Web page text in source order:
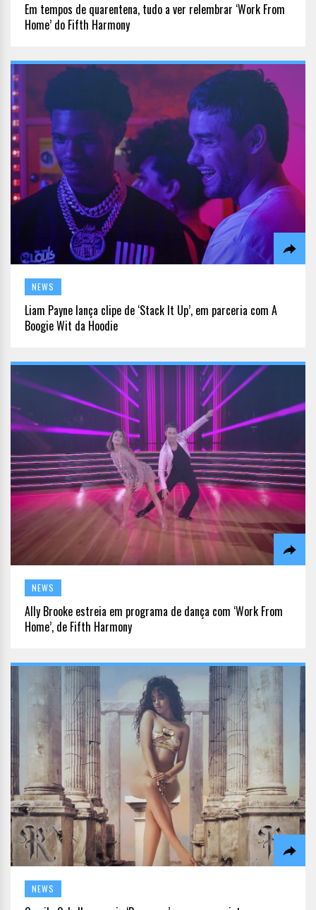
Em tempos de quarentena, tudo a ver relembrar ‘Work From
Home’ do Fifth Harmony
NEWS
Liam Payne lança clipe de ‘Stack It Up’, em parceria com A
Boogie Wit da Hoodie
NEWS
Ally Brooke estreia em programa de dança com ‘Work From
Home’, de Fifth Harmony
NEWS